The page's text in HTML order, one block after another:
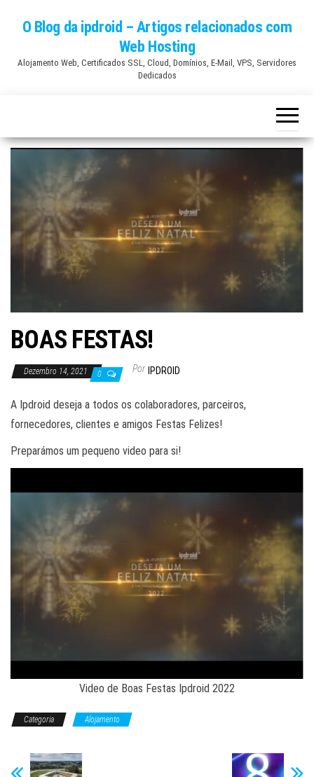
content
O Blog da ipdroid – Artigos relacionados com
Web Hosting
Alojamento Web, Certificados SSL, Cloud, Domínios, E-Mail, VPS, Servidores
Dedicados
BOAS FESTAS!
Dezembro 14, 2021 0 Por IPDROID
A Ipdroid deseja a todos os colaboradores, parceiros,
fornecedores, clientes e amigos Festas Felizes!
Preparámos um pequeno video para si!
Video de Boas Festas Ipdroid 2022
Categoria Alojamento